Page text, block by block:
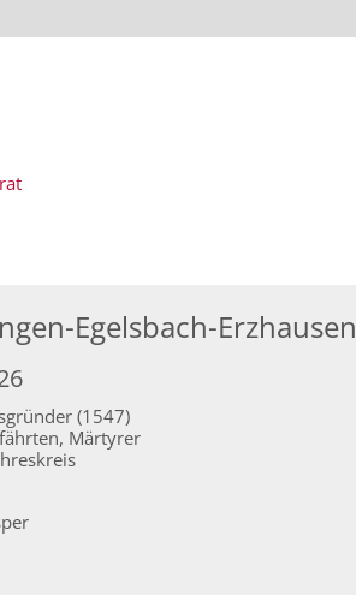
Egelsbach-Erzhausen
(1547)
Märtyrer